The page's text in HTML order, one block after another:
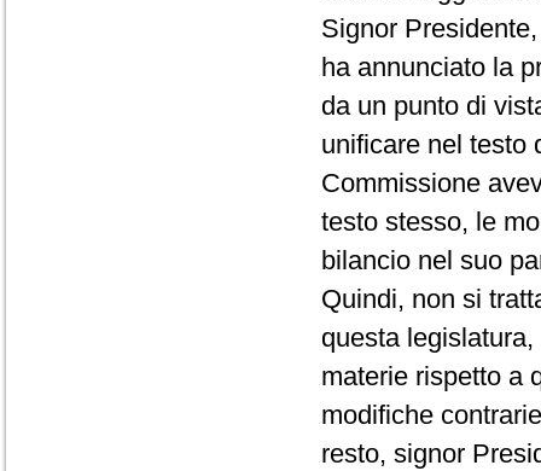
Signor
ha annunciato la
da un punto di
unificare nel testo
Commissione
testo stesso, le
bilancio nel suo
Quindi, non si
questa
materie rispetto a
modifiche
resto, signor